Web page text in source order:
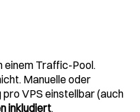
einem Traffic-Pool.
Manuelle oder
VPS einstellbar (auch
inkludiert.